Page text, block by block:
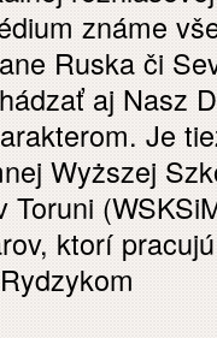
známe
Ruska či
aj Nasz
Je
Wyższej
Toruni
ktorí